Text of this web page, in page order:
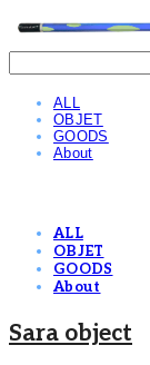
ALL
OBJET
GOODS
About
ALL
OBJET
GOODS
About
Sara object